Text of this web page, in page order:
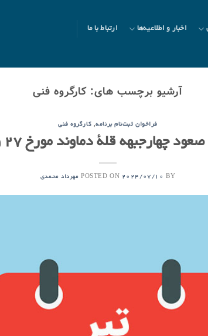
اخبار و اطلاعیه‌ها ارتباط با ما
آرشیو برچسب های: کارگروه فنی
فراخوان ثبت‌نام برنامه, کارگروه فنی
قلۀ دماوند مورخ ۲۷ و ۲۸ تیر ۱۴۰۳
POSTED ON 2024/07/10 BY مهرداد محمدی